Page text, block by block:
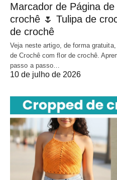
Marcador de Página
crochê 🌷 Tulipa de
de crochê
Veja neste artigo, de forma
de Crochê com flor de crochê.
passo a passo…
10 de julho de 2026